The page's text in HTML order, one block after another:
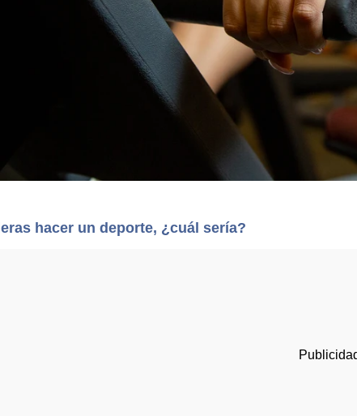
hacer un deporte, ¿cuál sería?